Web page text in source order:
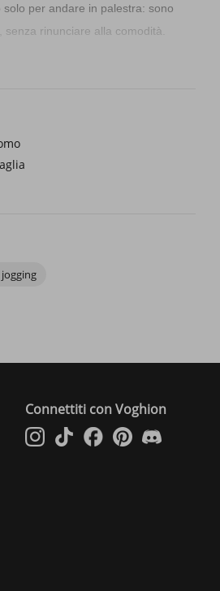
per andare in palestra: sono
rinunciare alla comodità.
curato, ma non ti faranno
differenza. Abbinali al nostro
migliore? Sono anche pratici, così
Connettiti con Voghion